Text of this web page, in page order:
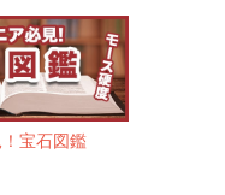
宝石図鑑